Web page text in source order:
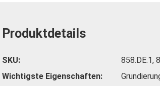
Produktdetails
SKU
858.DE.1,
Wichtigste Eigenschaften